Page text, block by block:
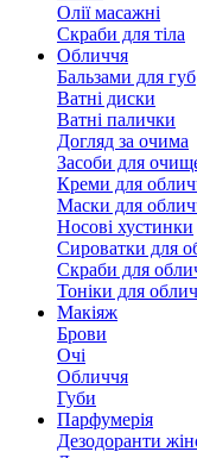
Олії масажні
Скраби для тіла
Обличчя
Бальзами для губ
Ватні диски
Ватні палички
Догляд за очима
Засоби для
Креми для
Маски для
Носові хустинки
Сироватки для
Скраби для
Тоніки для
Макіяж
Брови
Очі
Обличчя
Губи
Парфумерія
Дезодоранти